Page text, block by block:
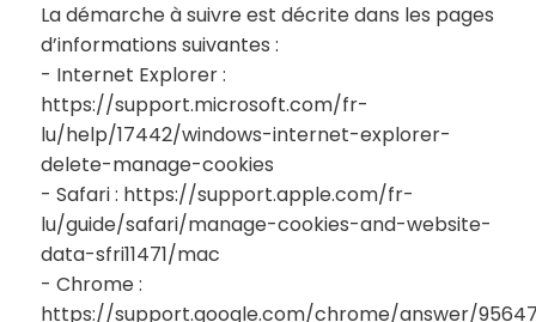
La démarche à suivre est décrite dans les pages
d’informations suivantes :
- Internet Explorer :
https://support.microsoft.com/fr-
lu/help/17442/windows-internet-explorer-
delete-manage-cookies
- Safari : https://support.apple.com/fr-
lu/guide/safari/manage-cookies-and-website-
data-sfri11471/mac
- Chrome :
https://support.google.com/chrome/answer/